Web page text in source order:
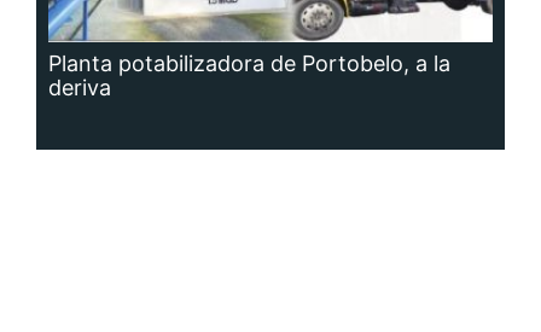
Planta potabilizadora de Portobelo, a la
deriva